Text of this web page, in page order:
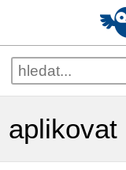
aplikovat